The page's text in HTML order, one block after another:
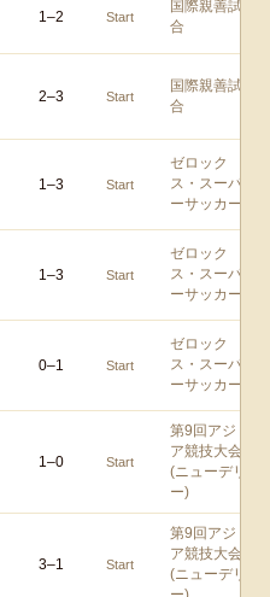
1–2 Start
国際親善試
合
2–3 Start
国際親善試
合
1–3 Start
ゼロック
ス・スーパ
ーサッカー
1–3 Start
ゼロック
ス・スーパ
ーサッカー
0–1 Start
ゼロック
ス・スーパ
ーサッカー
1–0 Start
第9回アジ
ア競技大会
(ニューデリ
ー)
3–1 Start
第9回アジ
ア競技大会
(ニューデリ